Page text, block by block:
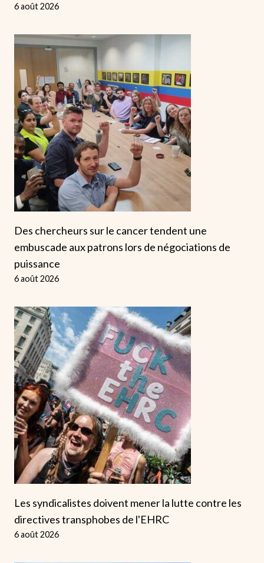
6 août 2026
Des chercheurs sur le cancer tendent une
embuscade aux patrons lors de négociations de
puissance
6 août 2026
Les syndicalistes doivent mener la lutte contre les
directives transphobes de l'EHRC
6 août 2026